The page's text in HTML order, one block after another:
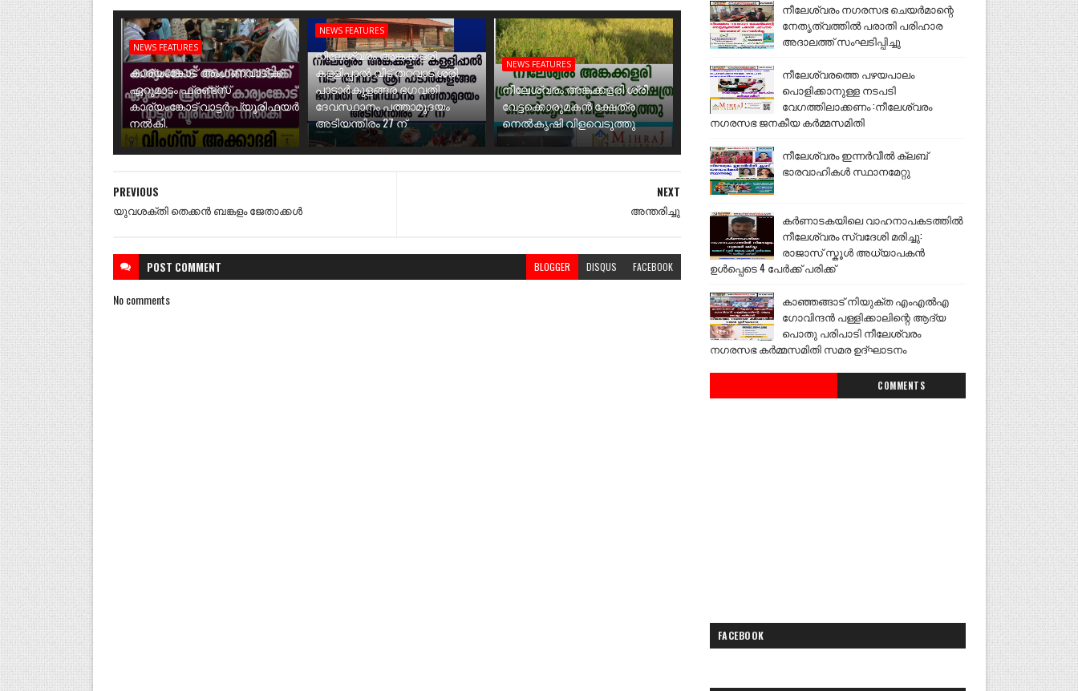
NEWS FEATURES
കാര്യംങ്കോട് അംഗണവാടിക്ക്
ഏറുമാടം ഫ്രണ്ട്സ്
കാര്യംങ്കോട് വാട്ടർ പ്യൂരിഫയർ
നൽകി.
NEWS FEATURES
നീലേശ്വരം അങ്കക്കളരി
കള്ളിപ്പാൽ വീട് തറവാട് ശ്രീ
പാടാർകുളങ്ങര ഭഗവതി
ദേവസ്ഥാനം പത്താമുദയം
അടിയന്തിരം 27 ന്
NEWS FEATURES
നീലേശ്വരം അങ്കക്കളരി ശ്രീ
വേട്ടക്കൊരുമകൻ ക്ഷേത്ര
നെൽകൃഷി വിളവെടുത്തു
NEXT
അന്തരിച്ചു
PREVIOUS
യുവശക്തി തെക്കൻ ബങ്കളം ജേതാക്കൾ
POST COMMENT BLOGGER DISQUS FACEBOOK
No comments
നീലേശ്വരം നഗരസഭ ചെയർമാന്റെ
നേതൃത്വത്തിൽ പരാതി പരിഹാര
അദാലത്ത് സംഘടിപ്പിച്ചു
നീലേശ്വരത്തെ പഴയപാലം
പൊളിക്കാനുള്ള നടപടി
വേഗത്തിലാക്കണം :നീലേശ്വരം
നഗരസഭ ജനകീയ കർമ്മസമിതി
നീലേശ്വരം ഇന്നർവീൽ ക്ലബ്
ഭാരവാഹികൾ സ്ഥാനമേറ്റു
കർണാടകയിലെ വാഹനാപകടത്തിൽ
നീലേശ്വരം സ്വദേശി മരിച്ചു:
രാജാസ് സ്കൂൾ അധ്യാപകൻ
ഉൾപ്പെടെ 4 പേർക്ക് പരിക്ക്
കാഞ്ഞങ്ങാട് നിയുക്ത എംഎൽഎ
ഗോവിന്ദൻ പള്ളിക്കാലിന്റെ ആദ്യ
പൊതു പരിപാടി നീലേശ്വരം
നഗരസഭ കർമ്മസമിതി സമര ഉദ്ഘാടനം
COMMENTS
FACEBOOK